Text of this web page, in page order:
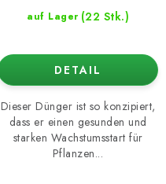
auf Lager (22 Stk.)
DETAIL
Dieser Dünger ist so konzipiert,
dass er einen gesunden und
starken Wachstumsstart für
Pflanzen...